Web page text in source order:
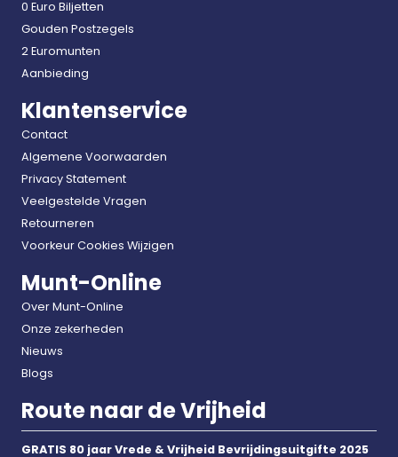
0 Euro Biljetten
Gouden Postzegels
2 Euromunten
Aanbieding
Klantenservice
Contact
Algemene Voorwaarden
Privacy Statement
Veelgestelde Vragen
Retourneren
Voorkeur Cookies Wijzigen
Munt-Online
Over Munt-Online
Onze zekerheden
Nieuws
Blogs
Route naar de Vrijheid
GRATIS 80 jaar Vrede & Vrijheid Bevrijdingsuitgifte 2025